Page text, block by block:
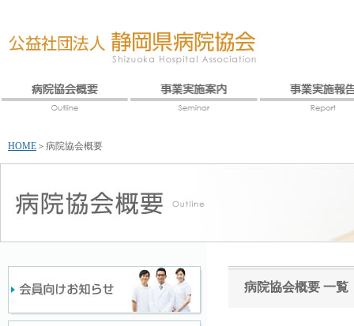
HOME ＞ 病院協会概要
病院協会概要 一覧